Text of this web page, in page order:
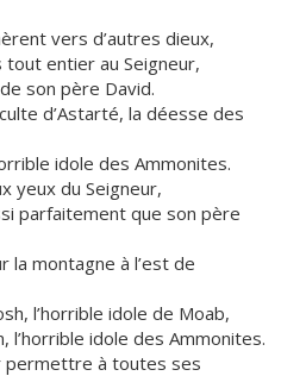
vers d’autres dieux,
entier au Seigneur,
son père David.
d’Astarté, la déesse des
idole des Ammonites.
yeux du Seigneur,
parfaitement que son père
montagne à l’est de
l’horrible idole de Moab,
l’horrible idole des Ammonites.
à toutes ses